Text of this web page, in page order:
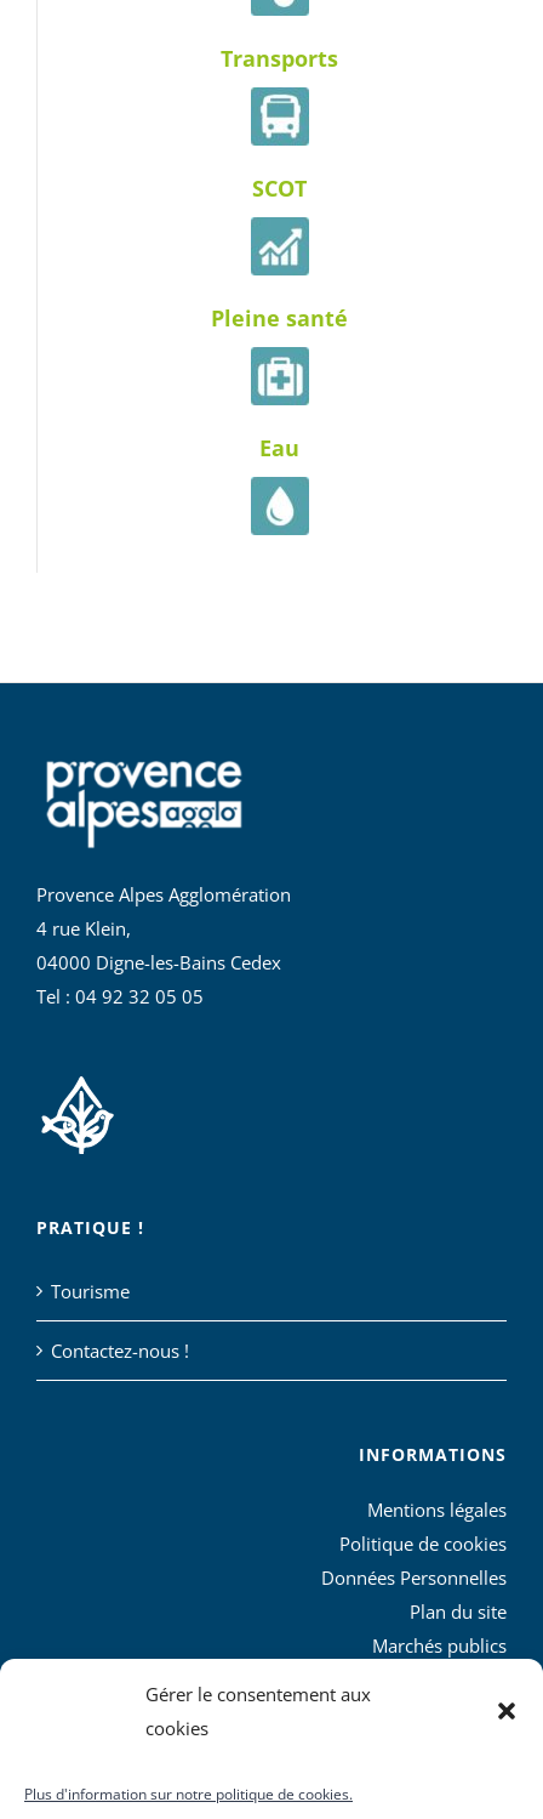
Gérer le consentement aux
cookies
Plus d'information sur notre politique de cookies.
Transports
SCOT
Pleine santé
Eau
Provence Alpes Agglomération
4 rue Klein,
04000 Digne-les-Bains Cedex
Tel : 04 92 32 05 05
PRATIQUE !
Tourisme
Contactez-nous !
INFORMATIONS
Mentions légales
Politique de cookies
Données Personnelles
Plan du site
Marchés publics
L’agglo recrute